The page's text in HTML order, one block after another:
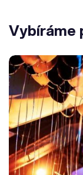
Vybíráme